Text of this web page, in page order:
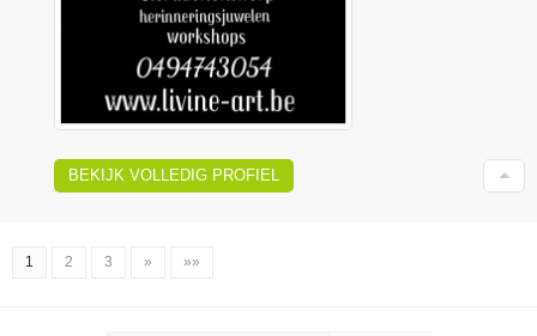
BEKIJK VOLLEDIG PROFIEL
1 2 3 » »»